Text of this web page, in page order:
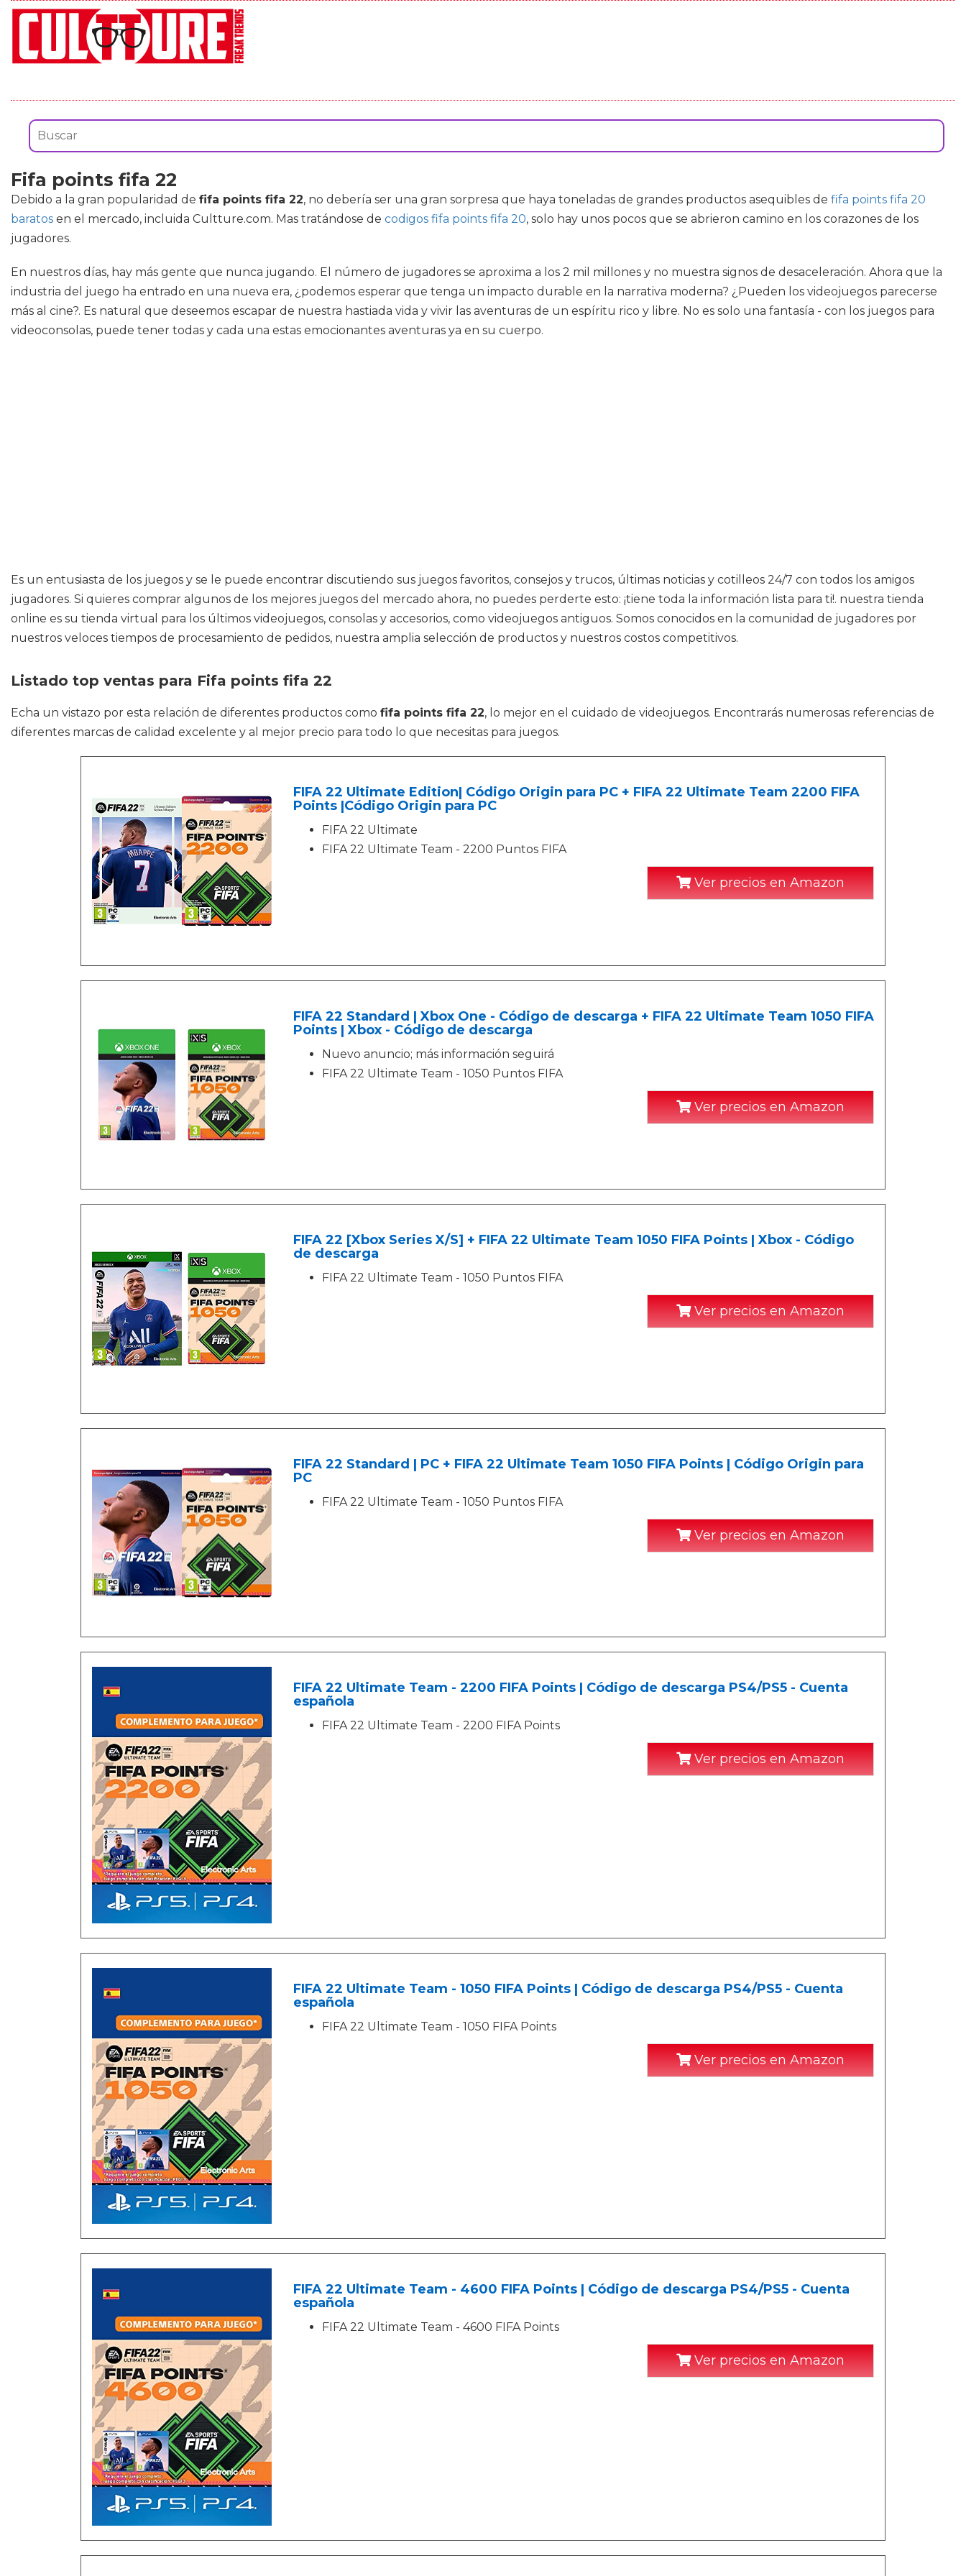
Fifa points fifa 22
Debido a la gran popularidad de fifa points fifa 22, no debería ser una gran sorpresa que haya toneladas de grandes productos asequibles de fifa points fifa 20
baratos en el mercado, incluida Cultture.com. Mas tratándose de codigos fifa points fifa 20, solo hay unos pocos que se abrieron camino en los corazones de los
jugadores.
En nuestros días, hay más gente que nunca jugando. El número de jugadores se aproxima a los 2 mil millones y no muestra signos de desaceleración. Ahora que la
industria del juego ha entrado en una nueva era, ¿podemos esperar que tenga un impacto durable en la narrativa moderna? ¿Pueden los videojuegos parecerse
más al cine?. Es natural que deseemos escapar de nuestra hastiada vida y vivir las aventuras de un espíritu rico y libre. No es solo una fantasía - con los juegos para
videoconsolas, puede tener todas y cada una estas emocionantes aventuras ya en su cuerpo.
Es un entusiasta de los juegos y se le puede encontrar discutiendo sus juegos favoritos, consejos y trucos, últimas noticias y cotilleos 24/7 con todos los amigos
jugadores. Si quieres comprar algunos de los mejores juegos del mercado ahora, no puedes perderte esto: ¡tiene toda la información lista para ti!. nuestra tienda
online es su tienda virtual para los últimos videojuegos, consolas y accesorios, como videojuegos antiguos. Somos conocidos en la comunidad de jugadores por
nuestros veloces tiempos de procesamiento de pedidos, nuestra amplia selección de productos y nuestros costos competitivos.
Listado top ventas para Fifa points fifa 22
Echa un vistazo por esta relación de diferentes productos como fifa points fifa 22, lo mejor en el cuidado de videojuegos. Encontrarás numerosas referencias de
diferentes marcas de calidad excelente y al mejor precio para todo lo que necesitas para juegos.
FIFA 22 Ultimate Edition| Código Origin para PC + FIFA 22 Ultimate Team 2200 FIFA
Points |Código Origin para PC
FIFA 22 Ultimate
FIFA 22 Ultimate Team - 2200 Puntos FIFA
Ver precios en Amazon
FIFA 22 Standard | Xbox One - Código de descarga + FIFA 22 Ultimate Team 1050 FIFA
Points | Xbox - Código de descarga
Nuevo anuncio; más información seguirá
FIFA 22 Ultimate Team - 1050 Puntos FIFA
Ver precios en Amazon
FIFA 22 [Xbox Series X/S] + FIFA 22 Ultimate Team 1050 FIFA Points | Xbox - Código
de descarga
FIFA 22 Ultimate Team - 1050 Puntos FIFA
Ver precios en Amazon
FIFA 22 Standard | PC + FIFA 22 Ultimate Team 1050 FIFA Points | Código Origin para
PC
FIFA 22 Ultimate Team - 1050 Puntos FIFA
Ver precios en Amazon
FIFA 22 Ultimate Team - 2200 FIFA Points | Código de descarga PS4/PS5 - Cuenta
española
FIFA 22 Ultimate Team - 2200 FIFA Points
Ver precios en Amazon
FIFA 22 Ultimate Team - 1050 FIFA Points | Código de descarga PS4/PS5 - Cuenta
española
FIFA 22 Ultimate Team - 1050 FIFA Points
Ver precios en Amazon
FIFA 22 Ultimate Team - 4600 FIFA Points | Código de descarga PS4/PS5 - Cuenta
española
FIFA 22 Ultimate Team - 4600 FIFA Points
Ver precios en Amazon